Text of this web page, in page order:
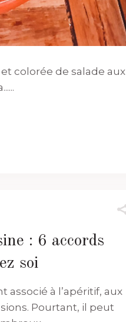
colorée de salade aux
: 6 accords
soi
associé à l’apéritif, aux
Pourtant, il peut